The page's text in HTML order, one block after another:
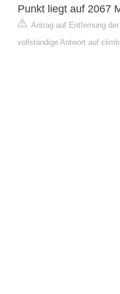
Punkt liegt auf 2067
Antrag auf Entfernung
vollständige Antwort auf